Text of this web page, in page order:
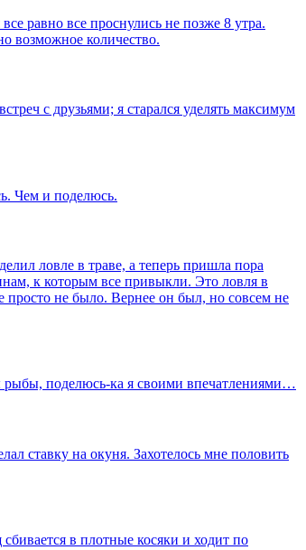
равно все проснулись не позже 8 утра.
возможное количество.
с друзьями; я старался уделять максимум
Чем и поделюсь.
ловле в траве, а теперь пришла пора
к которым все привыкли. Это ловля в
не было. Вернее он был, но совсем не
рыбы, поделюсь-ка я своими впечатлениями…
ставку на окуня. Захотелось мне половить
в плотные косяки и ходит по